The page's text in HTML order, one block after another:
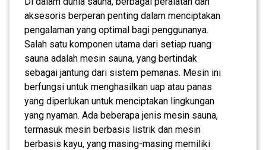
aksesoris berperan penting dalam menciptakan
pengalaman yang optimal bagi penggunanya.
Salah satu komponen utama dari setiap ruang
sauna adalah mesin sauna, yang bertindak
sebagai jantung dari sistem pemanas. Mesin ini
berfungsi untuk menghasilkan uap atau panas
yang diperlukan untuk menciptakan lingkungan
yang nyaman. Ada beberapa jenis mesin sauna,
termasuk mesin berbasis listrik dan mesin
berbasis kayu, yang masing-masing memiliki